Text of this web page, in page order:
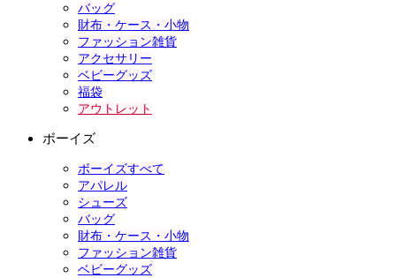
バッグ
財布・ケース・小物
ファッション雑貨
アクセサリー
ベビーグッズ
福袋
アウトレット
ボーイズ
ボーイズすべて
アパレル
シューズ
バッグ
財布・ケース・小物
ファッション雑貨
ベビーグッズ